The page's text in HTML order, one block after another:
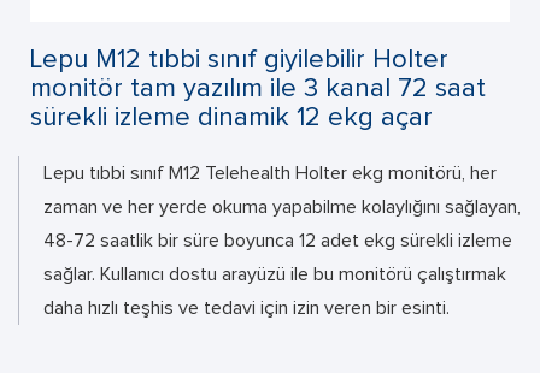
Lepu M12 tıbbi sınıf giyilebilir Holter
monitör tam yazılım ile 3 kanal 72 saat
sürekli izleme dinamik 12 ekg açar
Lepu tıbbi sınıf M12 Telehealth Holter ekg monitörü, her
zaman ve her yerde okuma yapabilme kolaylığını sağlayan,
48-72 saatlik bir süre boyunca 12 adet ekg sürekli izleme
sağlar. Kullanıcı dostu arayüzü ile bu monitörü çalıştırmak
daha hızlı teşhis ve tedavi için izin veren bir esinti.